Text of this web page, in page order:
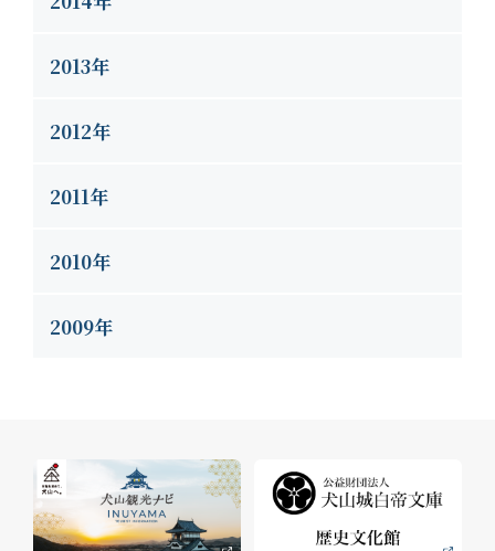
2013年
2012年
2011年
2010年
2009年